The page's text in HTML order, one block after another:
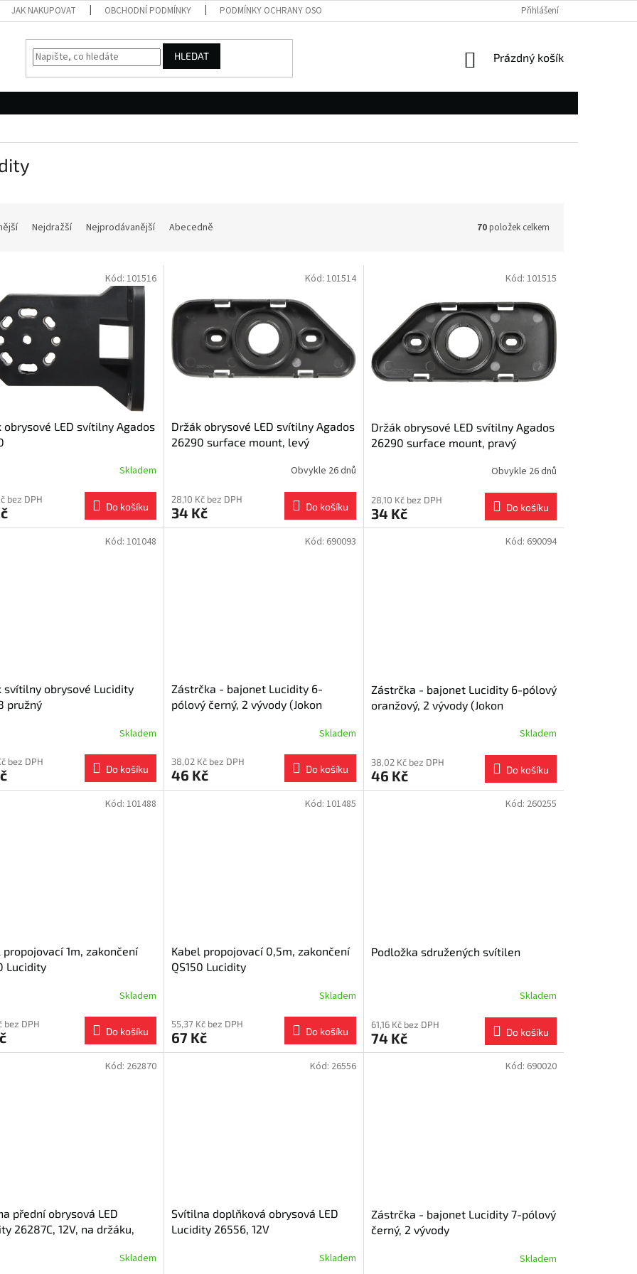
JAK NAKUPOVAT OBCHODNÍ PODMÍNKY PODMÍNKY OCHRANY OSOBNÍCH ÚDAJŮ Přihlášení
HLEDAT
NÁKUPNÍ
Prázdný košík
Nejdražší Nejprodávanější Abecedně 70položek celkem
obrysové LED svítilny Agados
Skladem
bez DPH
Do košíku
Kód: 101516
Držák obrysové LED svítilny Agados
26290 surface mount, levý
Obvykle 26 dnů
28,10 Kč bez DPH
34 Kč Do košíku
Kód: 101514
Držák obrysové LED svítilny Agados
26290 surface mount, pravý
Obvykle 26 dnů
28,10 Kč bez DPH
34 Kč Do košíku
Kód: 101515
svítilny obrysové Lucidity
pružný
Skladem
bez DPH
Do košíku
Kód: 101048
Zástrčka - bajonet Lucidity 6-
pólový černý, 2 vývody (Jokon
Skladem
38,02 Kč bez DPH
46 Kč Do košíku
Kód: 690093
Zástrčka - bajonet Lucidity 6-pólový
oranžový, 2 vývody (Jokon
Skladem
38,02 Kč bez DPH
46 Kč Do košíku
Kód: 690094
propojovací 1m, zakončení
Lucidity
Skladem
bez DPH
Do košíku
Kód: 101488
Kabel propojovací 0,5m, zakončení
QS150 Lucidity
Skladem
55,37 Kč bez DPH
67 Kč Do košíku
Kód: 101485
Podložka sdružených svítilen
Skladem
61,16 Kč bez DPH
74 Kč Do košíku
Kód: 260255
přední obrysová LED
26287C, 12V, na držáku,
Skladem
Kód: 262870
Svítilna doplňková obrysová LED
Lucidity 26556, 12V
Skladem
Kód: 26556
Zástrčka - bajonet Lucidity 7-pólový
černý, 2 vývody
Skladem
Kód: 690020